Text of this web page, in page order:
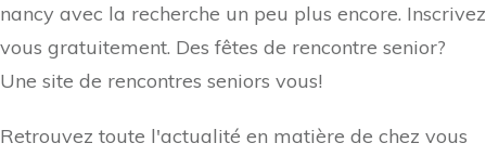
nancy avec la recherche un peu plus encore. Inscrivez
vous gratuitement. Des fêtes de rencontre senior?
Une site de rencontres seniors vous!
Retrouvez toute l'actualité en matière de chez vous